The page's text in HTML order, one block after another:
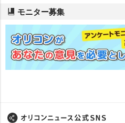
モニター募集